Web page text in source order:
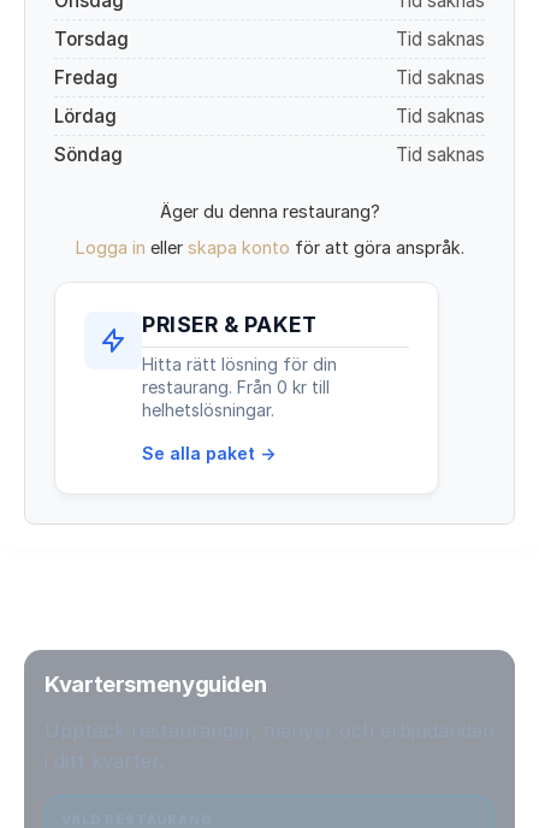
Torsdag
Tid saknas
Fredag
Tid saknas
Lördag
Tid saknas
Söndag
Tid saknas
Äger du denna restaurang?
Logga in eller skapa konto för att göra anspråk.
PRISER & PAKET
Hitta rätt lösning för din
restaurang. Från 0 kr till
helhetslösningar.
Se alla paket →
Kvartersmenyguiden